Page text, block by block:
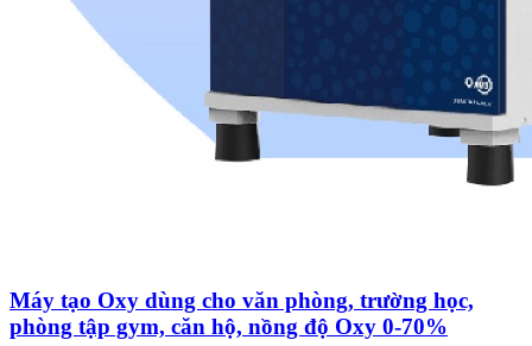
Máy tạo Oxy dùng cho văn phòng, trường học,
phòng tập gym, căn hộ, nồng độ Oxy 0-70%